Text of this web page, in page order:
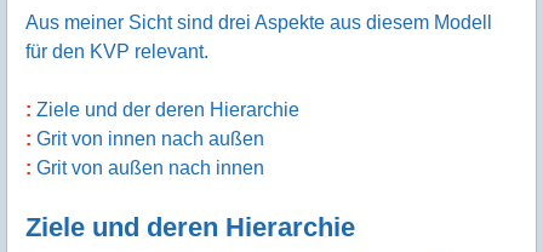
Aus meiner Sicht sind drei Aspekte aus diesem Modell
für den KVP relevant.
Ziele und der deren Hierarchie
Grit von innen nach außen
Grit von außen nach innen
Ziele und deren Hierarchie